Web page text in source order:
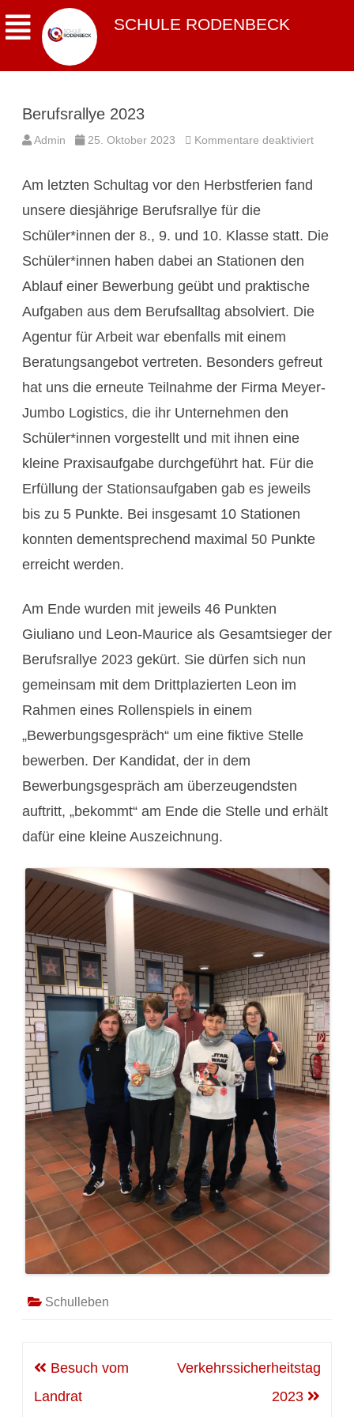
SCHULE RODENBECK
Berufsrallye 2023
Admin 25. Oktober 2023 Kommentare deaktiviertfür
Am letzten Schultag vor den Herbstferien fand
unsere diesjährige Berufsrallye für die
Schüler*innen der 8., 9. und 10. Klasse statt. Die
Schüler*innen haben dabei an Stationen den
Ablauf einer Bewerbung geübt und praktische
Aufgaben aus dem Berufsalltag absolviert. Die
Agentur für Arbeit war ebenfalls mit einem
Beratungsangebot vertreten. Besonders gefreut
hat uns die erneute Teilnahme der Firma Meyer-
Jumbo Logistics, die ihr Unternehmen den
Schüler*innen vorgestellt und mit ihnen eine
kleine Praxisaufgabe durchgeführt hat. Für die
Erfüllung der Stationsaufgaben gab es jeweils
bis zu 5 Punkte. Bei insgesamt 10 Stationen
konnten dementsprechend maximal 50 Punkte
erreicht werden.
Am Ende wurden mit jeweils 46 Punkten
Giuliano und Leon-Maurice als Gesamtsieger der
Berufsrallye 2023 gekürt. Sie dürfen sich nun
gemeinsam mit dem Drittplazierten Leon im
Rahmen eines Rollenspiels in einem
„Bewerbungsgespräch“ um eine fiktive Stelle
bewerben. Der Kandidat, der in dem
Bewerbungsgespräch am überzeugendsten
auftritt, „bekommt“ am Ende die Stelle und erhält
dafür eine kleine Auszeichnung.
Schulleben
Beitragsnavigation
Besuch vom
Landrat
Verkehrssicherheitstag
2023